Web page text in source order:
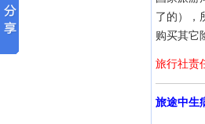
了的），
购买其它
旅行社责
旅途中生